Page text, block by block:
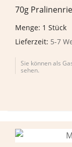
70g
Menge: 1 Stück
Lieferzeit: 5-7
Sie können als
sehen.